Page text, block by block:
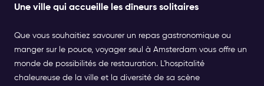
Une ville qui accueille les dîneurs solitaires
Que vous souhaitiez savourer un repas gastronomique ou
manger sur le pouce, voyager seul à Amsterdam vous offre un
monde de possibilités de restauration. L'hospitalité
chaleureuse de la ville et la diversité de sa scène